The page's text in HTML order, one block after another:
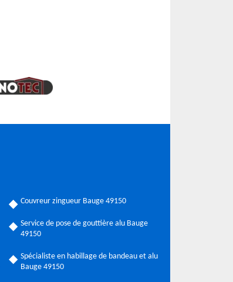
Couvreur zingueur Bauge 49150
Service de pose de gouttière alu Bauge
49150
Spécialiste en habillage de bandeau et alu
Bauge 49150